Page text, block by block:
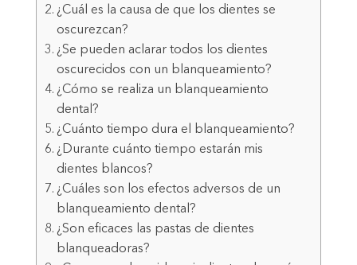
¿Cuál es la causa de que los dientes se
oscurezcan?
¿Se pueden aclarar todos los dientes
oscurecidos con un blanqueamiento?
¿Cómo se realiza un blanqueamiento
dental?
¿Cuánto tiempo dura el blanqueamiento?
¿Durante cuánto tiempo estarán mis
dientes blancos?
¿Cuáles son los efectos adversos de un
blanqueamiento dental?
¿Son eficaces las pastas de dientes
blanqueadoras?